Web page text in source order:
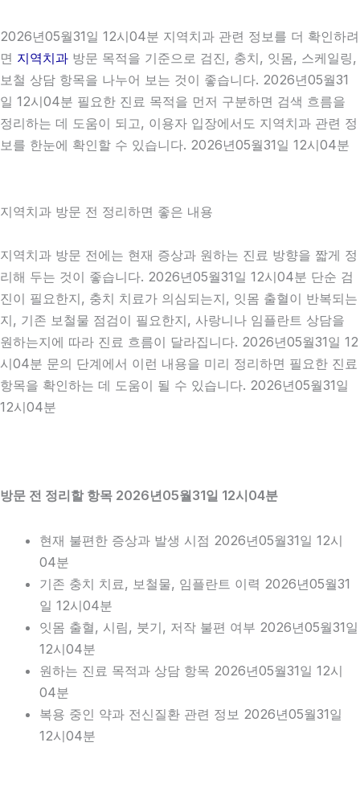
2026년05월31일 12시04분 지역치과 관련 정보를 더 확인하려
면 지역치과 방문 목적을 기준으로 검진, 충치, 잇몸, 스케일링,
보철 상담 항목을 나누어 보는 것이 좋습니다. 2026년05월31
일 12시04분 필요한 진료 목적을 먼저 구분하면 검색 흐름을
정리하는 데 도움이 되고, 이용자 입장에서도 지역치과 관련 정
보를 한눈에 확인할 수 있습니다. 2026년05월31일 12시04분
지역치과 방문 전 정리하면 좋은 내용
지역치과 방문 전에는 현재 증상과 원하는 진료 방향을 짧게 정
리해 두는 것이 좋습니다. 2026년05월31일 12시04분 단순 검
진이 필요한지, 충치 치료가 의심되는지, 잇몸 출혈이 반복되는
지, 기존 보철물 점검이 필요한지, 사랑니나 임플란트 상담을
원하는지에 따라 진료 흐름이 달라집니다. 2026년05월31일 12
시04분 문의 단계에서 이런 내용을 미리 정리하면 필요한 진료
항목을 확인하는 데 도움이 될 수 있습니다. 2026년05월31일
12시04분
방문 전 정리할 항목 2026년05월31일 12시04분
현재 불편한 증상과 발생 시점 2026년05월31일 12시
04분
기존 충치 치료, 보철물, 임플란트 이력 2026년05월31
일 12시04분
잇몸 출혈, 시림, 붓기, 저작 불편 여부 2026년05월31일
12시04분
원하는 진료 목적과 상담 항목 2026년05월31일 12시
04분
복용 중인 약과 전신질환 관련 정보 2026년05월31일
12시04분